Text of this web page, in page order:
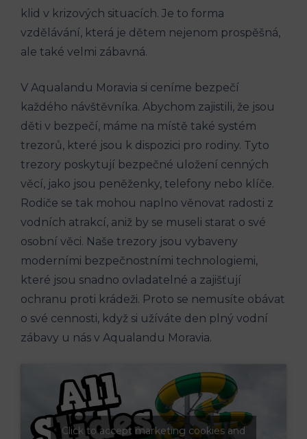
klid v krizových situacích. Je to forma
vzdělávání, která je dětem nejenom prospěšná,
ale také velmi zábavná.
V Aqualandu Moravia si ceníme bezpečí
každého návštěvníka. Abychom zajistili, že jsou
děti v bezpečí, máme na místě také systém
trezorů, které jsou k dispozici pro rodiny. Tyto
trezory poskytují bezpečné uložení cenných
věcí, jako jsou peněženky, telefony nebo klíče.
Rodiče se tak mohou naplno věnovat radosti z
vodních atrakcí, aniž by se museli starat o své
osobní věci. Naše trezory jsou vybaveny
moderními bezpečnostními technologiemi,
které jsou snadno ovladatelné a zajišťují
ochranu proti krádeži. Proto se nemusíte obávat
o své cennosti, když si užíváte den plný vodní
zábavy u nás v Aqualandu Moravia.
Click to accept marketing cookies and